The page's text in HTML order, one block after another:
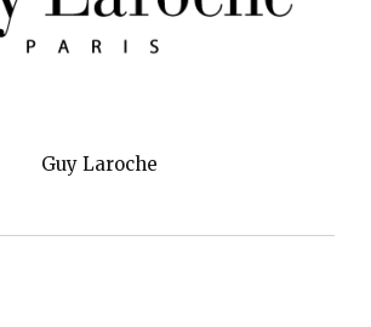
Guy Laroche